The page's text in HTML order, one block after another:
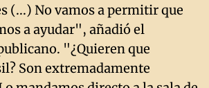
(...) No vamos a permitir que
a ayudar", añadió el
"¿Quieren que
Son extremadamente